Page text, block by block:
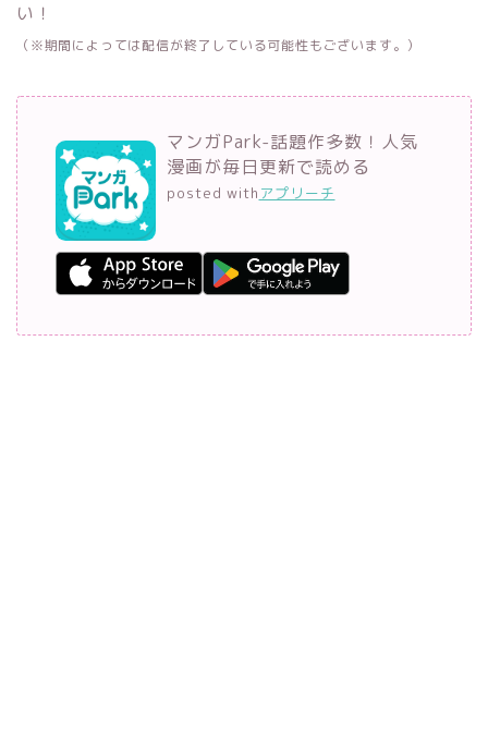
い！
（※期間によっては配信が終了している可能性もございます。）
マンガPark-話題作多数！人気
漫画が毎日更新で読める
posted with アプリーチ